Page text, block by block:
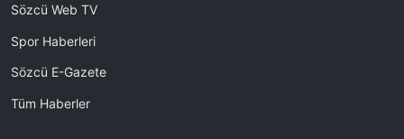
Sözcü Web TV
Spor Haberleri
Sözcü E-Gazete
Tüm Haberler